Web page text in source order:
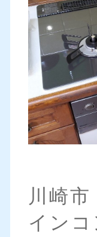
川崎
イン